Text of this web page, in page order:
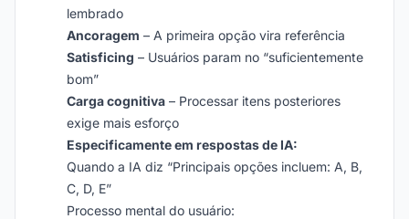
lembrado
Ancoragem – A primeira opção vira referência
Satisficing – Usuários param no “suficientemente
bom”
Carga cognitiva – Processar itens posteriores
exige mais esforço
Especificamente em respostas de IA:
Quando a IA diz “Principais opções incluem: A, B,
C, D, E”
Processo mental do usuário: